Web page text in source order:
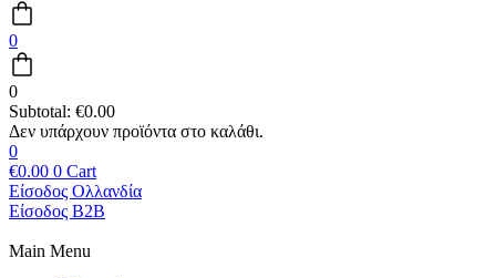
0
0
Subtotal: €0.00
0
€0.00 0 Cart
Είσοδος Ολλανδία
Είσοδος B2B
Main Menu